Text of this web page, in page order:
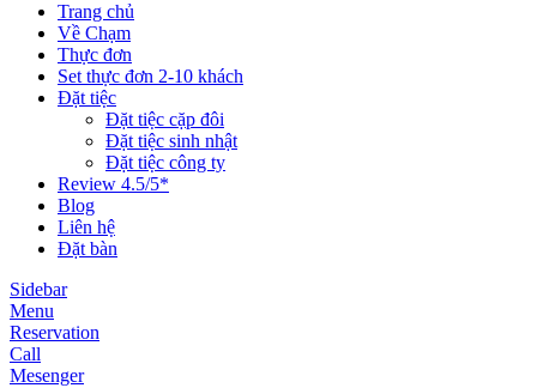
Trang chủ
Về Chạm
Thực đơn
Set thực đơn 2-10 khách
Đặt tiệc
Đặt tiệc cặp đôi
Đặt tiệc sinh nhật
Đặt tiệc công ty
Review 4.5/5*
Blog
Liên hệ
Đặt bàn
Sidebar
Menu
Reservation
Call
Mesenger